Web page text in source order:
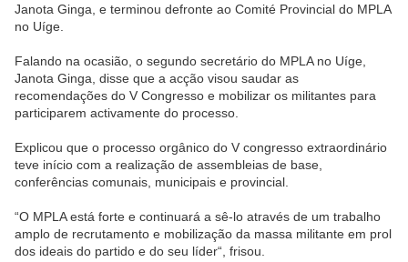
Janota Ginga, e terminou defronte ao Comité Provincial do MPLA
no Uíge.
Falando na ocasião, o segundo secretário do MPLA no Uíge,
Janota Ginga, disse que a acção visou saudar as
recomendações do V Congresso e mobilizar os militantes para
participarem activamente do processo.
Explicou que o processo orgânico do V congresso extraordinário
teve início com a realização de assembleias de base,
conferências comunais, municipais e provincial.
“O MPLA está forte e continuará a sê-lo através de um trabalho
amplo de recrutamento e mobilização da massa militante em prol
dos ideais do partido e do seu líder“, frisou.